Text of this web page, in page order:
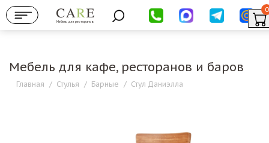
Мебель для ресторанов
0
Мебель для кафе, ресторанов и баров
Главная / Стулья / Барные / Стул Даниэлла